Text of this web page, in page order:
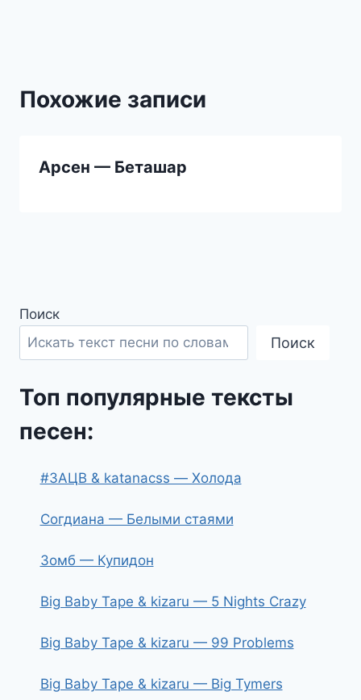
Похожие записи
Арсен — Беташар
Поиск
Поиск
Топ популярные тексты
песен:
#ЗАЦВ & katanacss — Холода
Согдиана — Белыми стаями
Зомб — Купидон
Big Baby Tape & kizaru — 5 Nights Crazy
Big Baby Tape & kizaru — 99 Problems
Big Baby Tape & kizaru — Big Tymers